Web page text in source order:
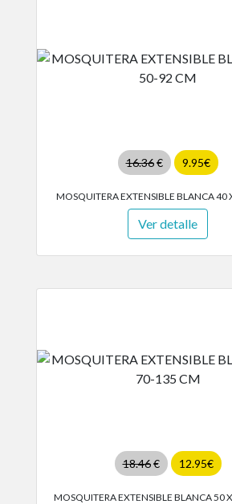
16.36€ 9.95€
MOSQUITERA EXTENSIBLE BLANCA 40
Ver detalle
18.46€ 12.95€
MOSQUITERA EXTENSIBLE BLANCA 50